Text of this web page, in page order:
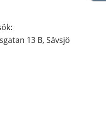
13 B, Sävsjö